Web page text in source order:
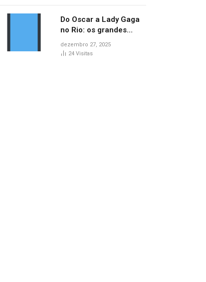
Do Oscar a Lady Gaga
no Rio: os grandes
marcos da cultura em
2025
dezembro 27, 2025
24 Visitas